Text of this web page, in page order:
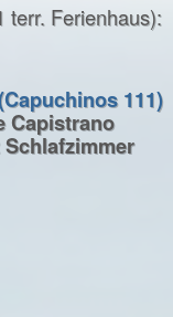
terr. Ferienhaus):
111)
Capistrano